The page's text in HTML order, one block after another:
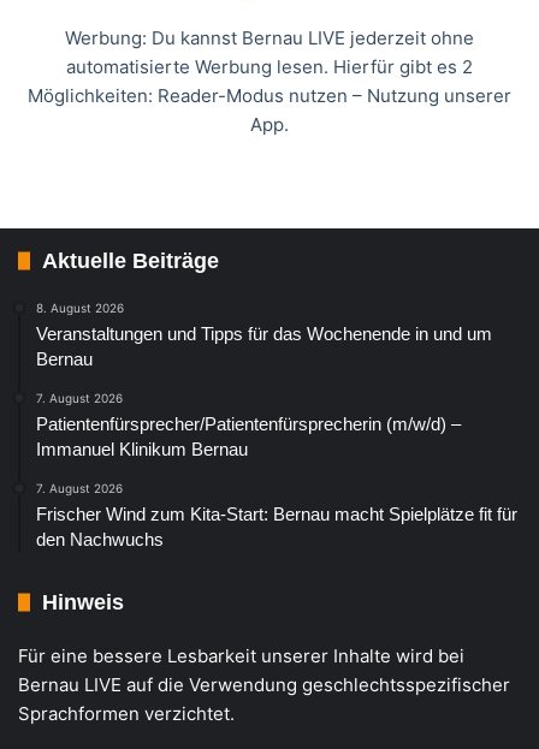
Werbung: Du kannst Bernau LIVE jederzeit ohne
automatisierte Werbung lesen. Hierfür gibt es 2
Möglichkeiten: Reader-Modus nutzen – Nutzung unserer
App.
Aktuelle Beiträge
8. August 2026
Veranstaltungen und Tipps für das Wochenende in und um
Bernau
7. August 2026
Patientenfürsprecher/Patientenfürsprecherin (m/w/d) –
Immanuel Klinikum Bernau
7. August 2026
Frischer Wind zum Kita-Start: Bernau macht Spielplätze fit für
den Nachwuchs
Hinweis
Für eine bessere Lesbarkeit unserer Inhalte wird bei
Bernau LIVE auf die Verwendung geschlechtsspezifischer
Sprachformen verzichtet.